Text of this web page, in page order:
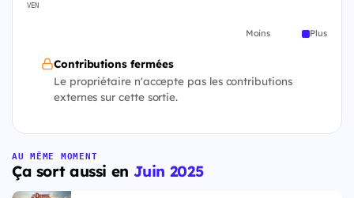
VEN
Moins Plus
Contributions fermées
Le propriétaire n'accepte pas les contributions
externes sur cette sortie.
AU MÊME MOMENT
Ça sort aussi en Juin 2025